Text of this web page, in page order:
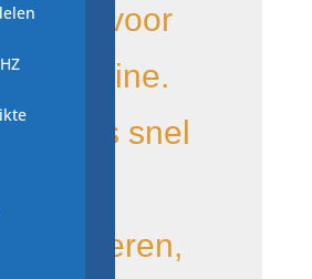
voor
is snel
we uit
leveren,